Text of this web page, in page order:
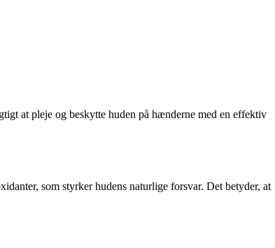
at pleje og beskytte huden på hænderne med en effektiv
som styrker hudens naturlige forsvar. Det betyder, at